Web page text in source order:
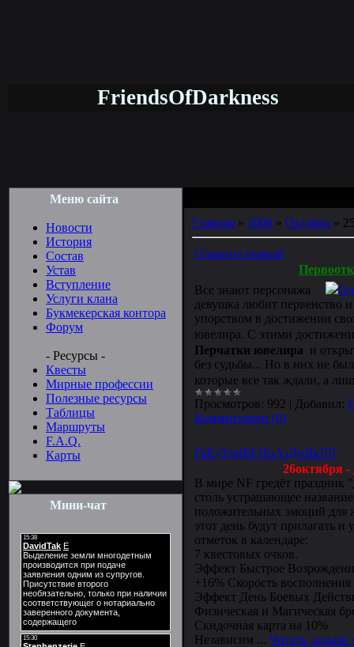
FriendsOfDarkness
Меню сайта
Новости
История
Состав
Устав
Вступление
Услуги клана
Букмекерская контора
Форум
- Ресурсы -
Квесты
Мирные профессии
Полезные ресурсы
Таблицы
Маршруты
F.A.Q.
Карты
Мини-чат
Главная » 2008 » Октябрь »
Олькина первая!
Все знают персонажа
девушка любит первенство
упорством в достижении
ювелира. С этими
Перчатки ювелира и
без судьбы... Но в них не
которые все так ждали, а
Просмотров: 992 | Добавил:
Комментарии (0)
ГрЕдУщИй ПрАзДнИк!!!!
26октября -
В мире NF гредёт
столь устрашающее
положительных эмоций
этот день будут прилагать
отметок в календаре:
7 квестовых очков.
Эффект Быстрое
+16% Скорость
Эффект День Боевых
Физическая и Магическая
Скидочная карта на 10%
Независим ... Читать дальше